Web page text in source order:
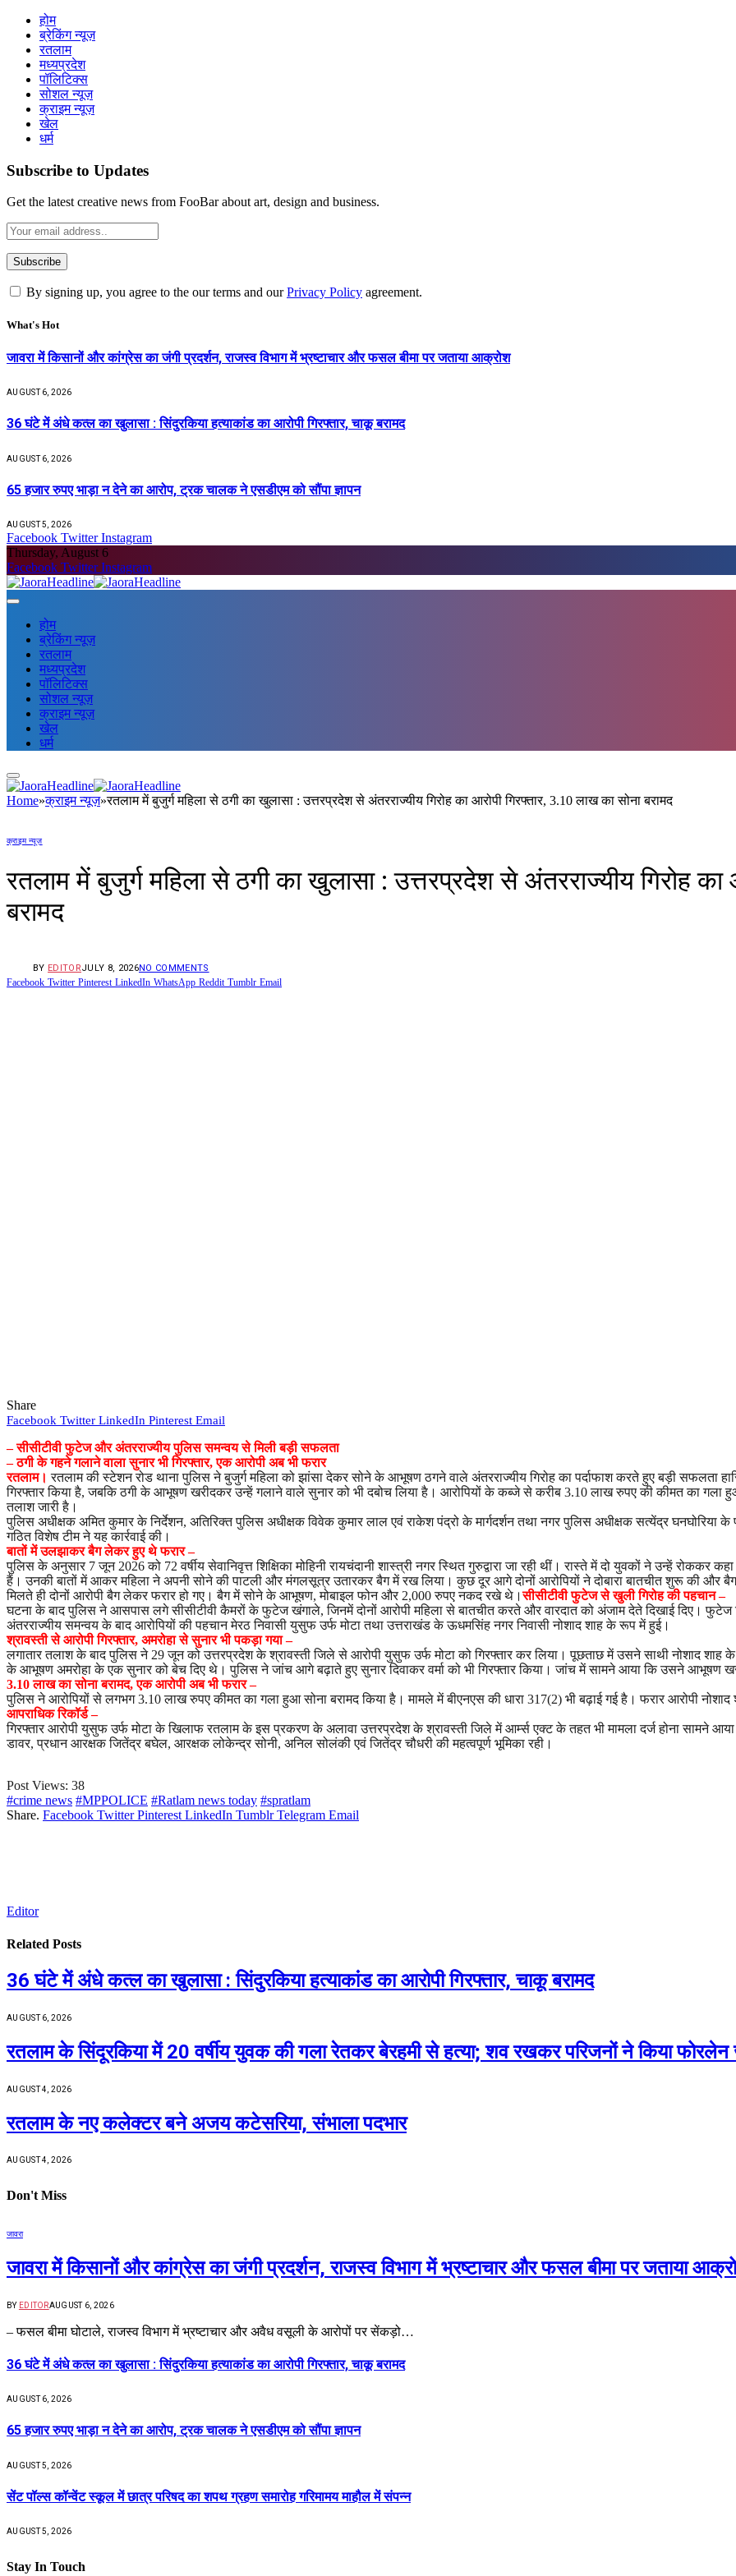
होम
ब्रेकिंग न्यूज़
रतलाम
मध्यप्रदेश
पॉलिटिक्स
सोशल न्यूज़
क्राइम न्यूज़
खेल
धर्म
Subscribe to Updates
Get the latest creative news from FooBar about art, design and business.
By signing up, you agree to the our terms and ourPrivacy Policy agreement.
What's Hot
जावरा में किसानों और कांग्रेस का जंगी प्रदर्शन, राजस्व विभाग में भ्रष्टाचार और फसल बीमा पर जताया आक्रोश
AUGUST 6, 2026
36 घंटे में अंधे कत्ल का खुलासा : सिंदुरकिया हत्याकांड का आरोपी गिरफ्तार, चाकू बरामद
AUGUST 6, 2026
65 हजार रुपए भाड़ा न देने का आरोप, ट्रक चालक ने एसडीएम को सौंपा ज्ञापन
AUGUST 5, 2026
Facebook Twitter Instagram
Thursday, August 6
Facebook Twitter Instagram
होम
ब्रेकिंग न्यूज़
रतलाम
मध्यप्रदेश
पॉलिटिक्स
सोशल न्यूज़
क्राइम न्यूज़
खेल
धर्म
Home»क्राइम न्यूज़»रतलाम में बुजुर्ग महिला से ठगी का खुलासा : उत्तरप्रदेश से अंतरराज्यीय गिरोह का आरोपी गिरफ्तार, 3.10 लाख का सोना बरामद
क्राइम न्यूज़
रतलाम में बुजुर्ग महिला से ठगी का खुलासा : उत्तरप्रदेश से अंतरराज्यीय गिरोह का
बरामद
BY EDITORJULY 8, 2026NO COMMENTS
Facebook Twitter Pinterest LinkedIn WhatsApp Reddit Tumblr Email
Share
Facebook Twitter LinkedIn Pinterest Email
– सीसीटीवी फुटेज और अंतरराज्यीय पुलिस समन्वय से मिली बड़ी सफलता
– ठगी के गहने गलाने वाला सुनार भी गिरफ्तार, एक आरोपी अब भी फरार
रतलाम। रतलाम की स्टेशन रोड थाना पुलिस ने बुजुर्ग महिला को झांसा देकर सोने के आभूषण ठगने वाले अंतरराज्यीय गिरोह का पर्दाफाश करते हुए बड़ी सफलता
गिरफ्तार किया है, जबकि ठगी के आभूषण खरीदकर उन्हें गलाने वाले सुनार को भी दबोच लिया है। आरोपियों के कब्जे से करीब 3.10 लाख रुपए की कीमत का गला
तलाश जारी है।
पुलिस अधीक्षक अमित कुमार के निर्देशन, अतिरिक्त पुलिस अधीक्षक विवेक कुमार लाल एवं राकेश पंद्रो के मार्गदर्शन तथा नगर पुलिस अधीक्षक सत्येंद्र घनघोरिया के
गठित विशेष टीम ने यह कार्रवाई की।
बातों में उलझाकर बैग लेकर हुए थे फरार –
पुलिस के अनुसार 7 जून 2026 को 72 वर्षीय सेवानिवृत्त शिक्षिका मोहिनी रायचंदानी शास्त्री नगर स्थित गुरुद्वारा जा रही थीं। रास्ते में दो युवकों ने उन्हें
हैं। उनकी बातों में आकर महिला ने अपनी सोने की पाटली और मंगलसूत्र उतारकर बैग में रख लिया। कुछ दूर आगे दोनों आरोपियों ने दोबारा बातचीत शुरू की और
मिलते ही दोनों आरोपी बैग लेकर फरार हो गए। बैग में सोने के आभूषण, मोबाइल फोन और 2,000 रुपए नकद रखे थे।सीसीटीवी फुटेज से खुली गिरोह की पहचान –
घटना के बाद पुलिस ने आसपास लगे सीसीटीवी कैमरों के फुटेज खंगाले, जिनमें दोनों आरोपी महिला से बातचीत करते और वारदात को अंजाम देते दिखाई दिए।
अंतरराज्यीय समन्वय के बाद आरोपियों की पहचान मेरठ निवासी युसुफ उर्फ मोटा तथा उत्तराखंड के ऊधमसिंह नगर निवासी नोशाद शाह के रूप में हुई।
श्रावस्ती से आरोपी गिरफ्तार, अमरोहा से सुनार भी पकड़ा गया –
लगातार तलाश के बाद पुलिस ने 29 जून को उत्तरप्रदेश के श्रावस्ती जिले से आरोपी युसुफ उर्फ मोटा को गिरफ्तार कर लिया। पूछताछ में उसने साथी नोशाद शाह
के आभूषण अमरोहा के एक सुनार को बेच दिए थे। पुलिस ने जांच आगे बढ़ाते हुए सुनार दिवाकर वर्मा को भी गिरफ्तार किया। जांच में सामने आया कि उसने आभूषण
3.10 लाख का सोना बरामद, एक आरोपी अब भी फरार –
पुलिस ने आरोपियों से लगभग 3.10 लाख रुपए कीमत का गला हुआ सोना बरामद किया है। मामले में बीएनएस की धारा 317(2) भी बढ़ाई गई है। फरार आरोपी नोशाद
आपराधिक रिकॉर्ड –
गिरफ्तार आरोपी युसुफ उर्फ मोटा के खिलाफ रतलाम के इस प्रकरण के अलावा उत्तरप्रदेश के श्रावस्ती जिले में आर्म्स एक्ट के तहत भी मामला दर्ज होना सामने आया
डावर, प्रधान आरक्षक जितेंद्र बघेल, आरक्षक लोकेन्द्र सोनी, अनिल सोलंकी एवं जितेंद्र चौधरी की महत्वपूर्ण भूमिका रही।
Post Views: 38
#crime news #MPPOLICE #Ratlam news today #spratlam
Share. Facebook Twitter Pinterest LinkedIn Tumblr Telegram Email
Editor
Related Posts
36 घंटे में अंधे कत्ल का खुलासा : सिंदुरकिया हत्याकांड का आरोपी गिरफ्तार, चाकू बरामद
AUGUST 6, 2026
रतलाम के सिंदूरकिया में 20 वर्षीय युवक की गला रेतकर बेरहमी से हत्या; शव रखकर परिजनों ने किया फोरलेन
AUGUST 4, 2026
रतलाम के नए कलेक्टर बने अजय कटेसरिया, संभाला पदभार
AUGUST 4, 2026
Don't Miss
जावरा
जावरा में किसानों और कांग्रेस का जंगी प्रदर्शन, राजस्व विभाग में भ्रष्टाचार और फसल बीमा पर जताया
BY EDITORAUGUST 6, 2026
– फसल बीमा घोटाले, राजस्व विभाग में भ्रष्टाचार और अवैध वसूली के आरोपों पर सेंकड़ो…
36 घंटे में अंधे कत्ल का खुलासा : सिंदुरकिया हत्याकांड का आरोपी गिरफ्तार, चाकू बरामद
AUGUST 6, 2026
65 हजार रुपए भाड़ा न देने का आरोप, ट्रक चालक ने एसडीएम को सौंपा ज्ञापन
AUGUST 5, 2026
सेंट पॉल्स कॉन्वेंट स्कूल में छात्र परिषद का शपथ ग्रहण समारोह गरिमामय माहौल में संपन्न
AUGUST 5, 2026
Stay In Touch